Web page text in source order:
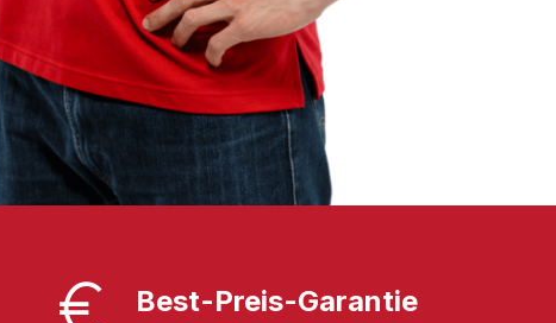
Best-Preis-Garantie